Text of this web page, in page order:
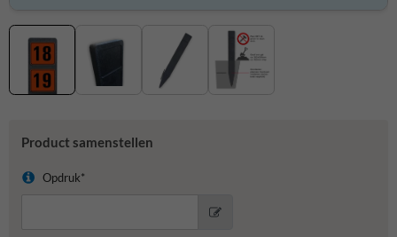
Product samenstellen
Opdruk*